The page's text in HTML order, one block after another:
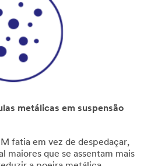
metálicas em suspensão
fatia em vez de despedaçar,
maiores que se assentam mais